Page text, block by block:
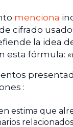
menciona
cifrado
la idea
esta fórmula:
:
estima que